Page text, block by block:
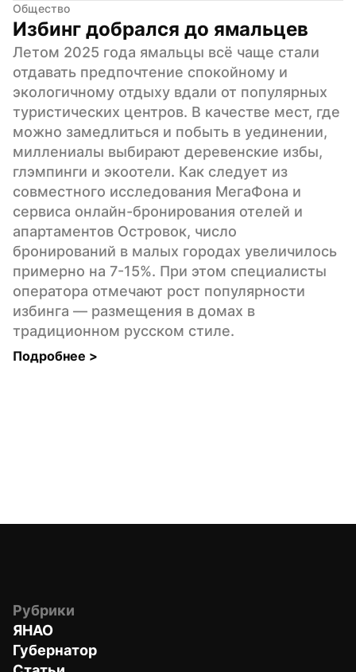
Общество
Избинг добрался до ямальцев
Летом 2025 года ямальцы всё чаще стали
отдавать предпочтение спокойному и
экологичному отдыху вдали от популярных
туристических центров. В качестве мест, где
можно замедлиться и побыть в уединении,
миллениалы выбирают деревенские избы,
глэмпинги и экоотели. Как следует из
совместного исследования МегаФона и
сервиса онлайн-бронирования отелей и
апартаментов Островок, число
бронирований в малых городах увеличилось
примерно на 7-15%. При этом специалисты
оператора отмечают рост популярности
избинга — размещения в домах в
традиционном русском стиле.
Подробнее >
Рубрики
ЯНАО
Губернатор